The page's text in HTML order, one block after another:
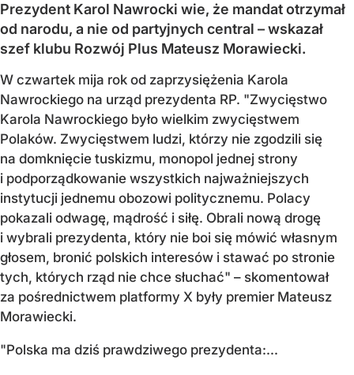
Prezydent Karol Nawrocki wie, że mandat otrzymał
od narodu, a nie od partyjnych central – wskazał
szef klubu Rozwój Plus Mateusz Morawiecki.
W czwartek mija rok od zaprzysiężenia Karola
Nawrockiego na urząd prezydenta RP. "Zwycięstwo
Karola Nawrockiego było wielkim zwycięstwem
Polaków. Zwycięstwem ludzi, którzy nie zgodzili się
na domknięcie tuskizmu, monopol jednej strony
i podporządkowanie wszystkich najważniejszych
instytucji jednemu obozowi politycznemu. Polacy
pokazali odwagę, mądrość i siłę. Obrali nową drogę
i wybrali prezydenta, który nie boi się mówić własnym
głosem, bronić polskich interesów i stawać po stronie
tych, których rząd nie chce słuchać" – skomentował
za pośrednictwem platformy X były premier Mateusz
Morawiecki.
"Polska ma dziś prawdziwego prezydenta:...